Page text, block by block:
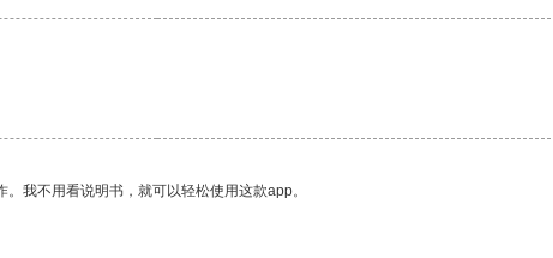
我不用看说明书，就可以轻松使用这款app。